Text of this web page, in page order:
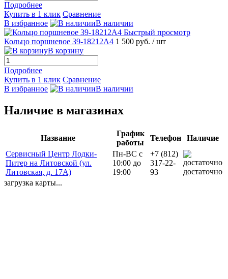
Подробнее
Купить в 1 клик Сравнение
В избранное
В наличии
Быстрый просмотр
Кольцо поршневое 39-18212А4 1 500 руб. / шт
В корзину
Подробнее
Купить в 1 клик Сравнение
В избранное
В наличии
Наличие в магазинах
Название
График
работы
Телефон
Наличие
Сервисный Центр Лодки-
Питер на Литовской (ул.
Литовская, д. 17А)
Пн-ВС с
10:00 до
19:00
+7 (812)
317-22-
93
достаточно
загрузка карты...